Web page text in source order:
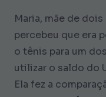
Maria, mãe de
percebeu que era
o tênis para um
utilizar o saldo do
Ela fez a